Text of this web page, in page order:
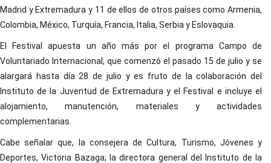
Madrid y Extremadura y 11 de ellos de otros países como Armenia,
Colombia, México, Turquía, Francia, Italia, Serbia y Eslovaquia.
El Festival apuesta un año más por el programa Campo de
Voluntariado Internacional, que comenzó el pasado 15 de julio y se
alargará hasta día 28 de julio y es fruto de la colaboración del
Instituto de la Juventud de Extremadura y el Festival e incluye el
alojamiento, manutención, materiales y actividades
complementarias.
Cabe señalar que, la consejera de Cultura, Turismo, Jóvenes y
Deportes, Victoria Bazaga; la directora general del Instituto de la